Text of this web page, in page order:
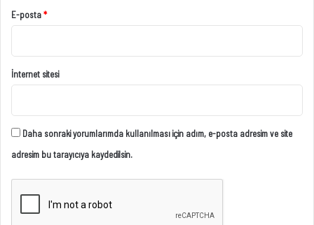
E-posta*
İnternet sitesi
Daha sonraki yorumlarımda kullanılması için adım, e-posta adresim ve site
adresim bu tarayıcıya kaydedilsin.